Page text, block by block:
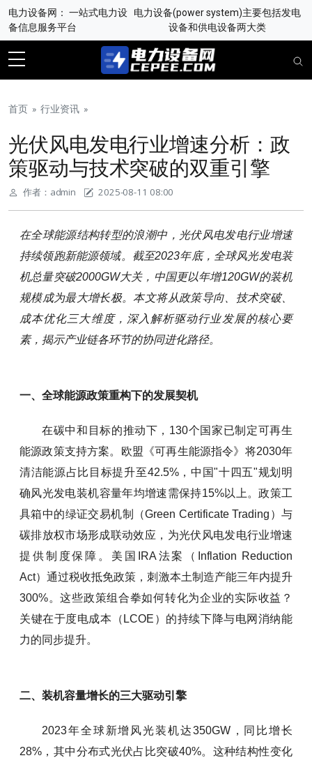
电力设备网： 一站式电力设
备信息服务平台
电力设备(power system)主要包括发电
设备和供电设备两大类
首页 » 行业资讯 »
光伏风电发电行业增速分析：政
策驱动与技术突破的双重引擎
作者： admin 2025-08-11 08:00
在全球能源结构转型的浪潮中，光伏风电发电行业增速
持续领跑新能源领域。截至2023年底，全球风光发电装
机总量突破2000GW大关，中国更以年增120GW的装机
规模成为最大增长极。本文将从政策导向、技术突破、
成本优化三大维度，深入解析驱动行业发展的核心要
素，揭示产业链各环节的协同进化路径。
一、全球能源政策重构下的发展契机
在碳中和目标的推动下，130个国家已制定可再生
能源政策支持方案。欧盟《可再生能源指令》将2030年
清洁能源占比目标提升至42.5%，中国"十四五"规划明
确风光发电装机容量年均增速需保持15%以上。政策工
具箱中的绿证交易机制（Green Certificate Trading）与
碳排放权市场形成联动效应，为光伏风电发电行业增速
提供制度保障。美国IRA法案（Inflation Reduction
Act）通过税收抵免政策，刺激本土制造产能三年内提升
300%。这些政策组合拳如何转化为企业的实际收益？
关键在于度电成本（LCOE）的持续下降与电网消纳能
力的同步提升。
二、装机容量增长的三大驱动引擎
2023年全球新增风光装机达350GW，同比增长
28%，其中分布式光伏占比突破40%。这种结构性变化